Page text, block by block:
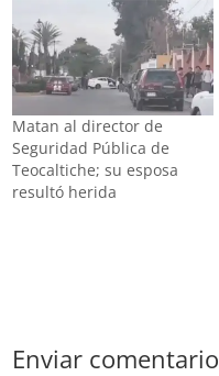
condolencias para los
familiares de la mujer En
Nuevo León, la tarde de
este lunes un comando
mató a la coordinadora de
Seguridad Pública del…
Matan al director de
Seguridad Pública de
Teocaltiche; su esposa
resultó herida
Enviar comentario